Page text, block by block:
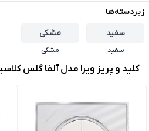
زیردسته‌ها
سفید
سفید
مشکی
مشکی
کلید و پریز ویرا مدل آلفا گلس